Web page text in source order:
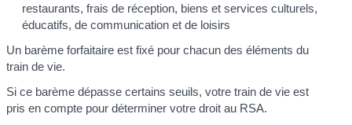
restaurants, frais de réception, biens et services culturels,
éducatifs, de communication et de loisirs
Un barème forfaitaire est fixé pour chacun des éléments du
train de vie.
Si ce barème dépasse certains seuils, votre train de vie est
pris en compte pour déterminer votre droit au RSA.